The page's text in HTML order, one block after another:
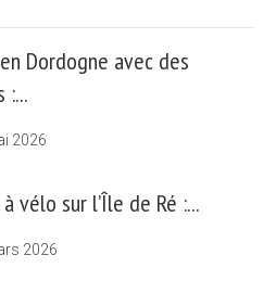
Dordogne avec des
:...
2026
vélo sur l’Île de Ré :...
2026